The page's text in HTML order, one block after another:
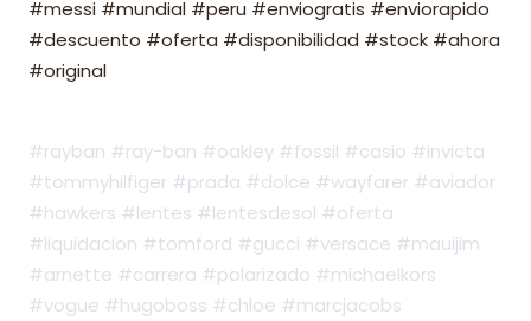
#messi #mundial #peru #enviogratis #enviorapido
#descuento #oferta #disponibilidad #stock #ahora
#original
#rayban #ray-ban #oakley #fossil #casio #invicta
#tommyhilfiger #prada #dolce #wayfarer #aviador
#hawkers #lentes #lentesdesol #oferta
#liquidacion #tomford #gucci #versace #mauijim
#arnette #carrera #polarizado #michaelkors
#vogue #hugoboss #chloe #marcjacobs